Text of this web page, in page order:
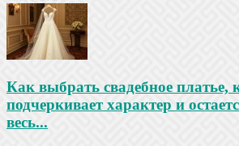
Как выбрать свадебное платье,
подчеркивает характер и
весь...